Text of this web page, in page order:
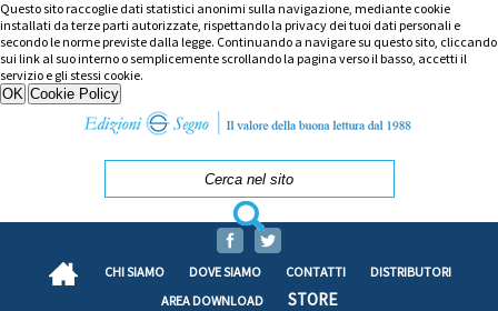
Questo sito raccoglie dati statistici anonimi sulla navigazione, mediante cookie
installati da terze parti autorizzate, rispettando la privacy dei tuoi dati personali e
secondo le norme previste dalla legge. Continuando a navigare su questo sito, cliccando
sui link al suo interno o semplicemente scrollando la pagina verso il basso, accetti il
servizio e gli stessi cookie.
CHI SIAMO DOVE SIAMO CONTATTI
DISTRIBUTORI
AREA DOWNLOAD
STORE